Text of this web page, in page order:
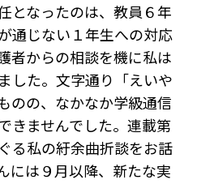
となったのは、教員６年
通じない１年生への対応
者からの相談を機に私は
した。文字通り「えいや
のの、なかなか学級通信
きませんでした。連載第
る私の紆余曲折談をお話
には９月以降、新たな実